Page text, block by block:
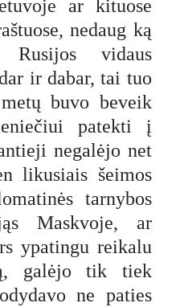
ar kituose
nedaug ką
Rusijos vidaus
ir dabar, tai tuo
buvo beveik
patekti į
negalėjo net
likusiais šeimos
tarnybos
Maskvoje, ar
ypatingu reikalu
galėjo tik tiek
ne paties